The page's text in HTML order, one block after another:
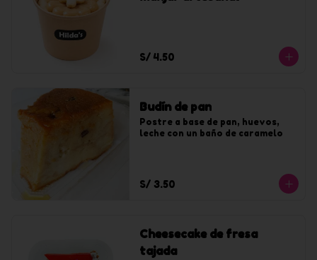
S/ 4.50
Budín de pan
Postre a base de pan, huevos,
leche con un baño de caramelo
S/ 3.50
Cheesecake de fresa
tajada